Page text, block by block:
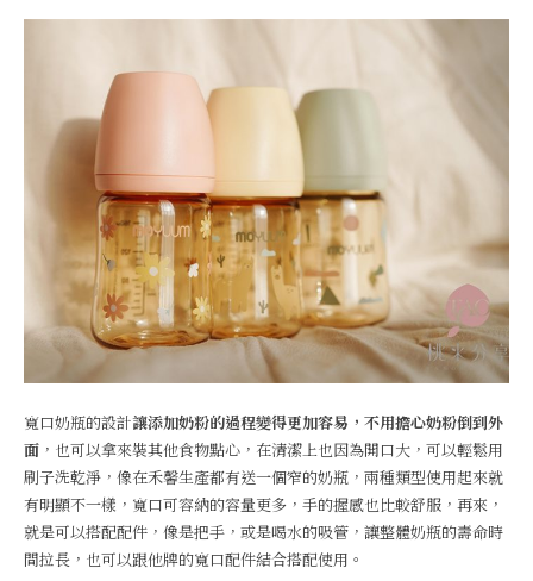
寬口奶瓶的設計讓添加奶粉的過程變得更加容易，不用擔心奶粉倒到外
面 ，也可以拿來裝其他食物點心，在清潔上也因為開口大，可以輕鬆用
刷子洗乾淨，像在禾馨生產都有送一個窄的奶瓶，兩種類型使用起來就
有明顯不一樣，寬口可容納的容量更多，手的握感也比較舒服，再來，
就是可以搭配配件，像是把手，或是喝水的吸管，讓整體奶瓶的壽命時
間拉長，也可以跟他牌的寬口配件結合搭配使用。